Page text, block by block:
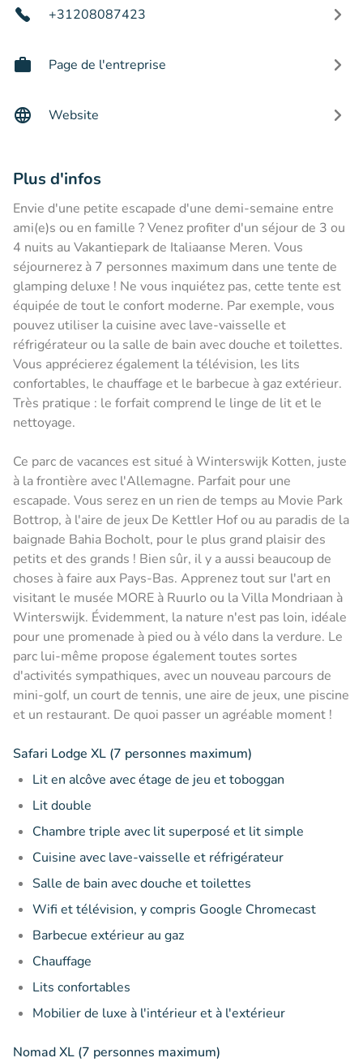
+31208087423
Page de l'entreprise
Website
Plus d'infos
Envie d'une petite escapade d'une demi-semaine entre
ami(e)s ou en famille ? Venez profiter d'un séjour de 3 ou
4 nuits au Vakantiepark de Italiaanse Meren. Vous
séjournerez à 7 personnes maximum dans une tente de
glamping deluxe ! Ne vous inquiétez pas, cette tente est
équipée de tout le confort moderne. Par exemple, vous
pouvez utiliser la cuisine avec lave-vaisselle et
réfrigérateur ou la salle de bain avec douche et toilettes.
Vous apprécierez également la télévision, les lits
confortables, le chauffage et le barbecue à gaz extérieur.
Très pratique : le forfait comprend le linge de lit et le
nettoyage.
Ce parc de vacances est situé à Winterswijk Kotten, juste
à la frontière avec l'Allemagne. Parfait pour une
escapade. Vous serez en un rien de temps au Movie Park
Bottrop, à l'aire de jeux De Kettler Hof ou au paradis de la
baignade Bahia Bocholt, pour le plus grand plaisir des
petits et des grands ! Bien sûr, il y a aussi beaucoup de
choses à faire aux Pays-Bas. Apprenez tout sur l'art en
visitant le musée MORE à Ruurlo ou la Villa Mondriaan à
Winterswijk. Évidemment, la nature n'est pas loin, idéale
pour une promenade à pied ou à vélo dans la verdure. Le
parc lui-même propose également toutes sortes
d'activités sympathiques, avec un nouveau parcours de
mini-golf, un court de tennis, une aire de jeux, une piscine
et un restaurant. De quoi passer un agréable moment !
Safari Lodge XL (7 personnes maximum)
Lit en alcôve avec étage de jeu et toboggan
Lit double
Chambre triple avec lit superposé et lit simple
Cuisine avec lave-vaisselle et réfrigérateur
Salle de bain avec douche et toilettes
Wifi et télévision, y compris Google Chromecast
Barbecue extérieur au gaz
Chauffage
Lits confortables
Mobilier de luxe à l'intérieur et à l'extérieur
Nomad XL (7 personnes maximum)